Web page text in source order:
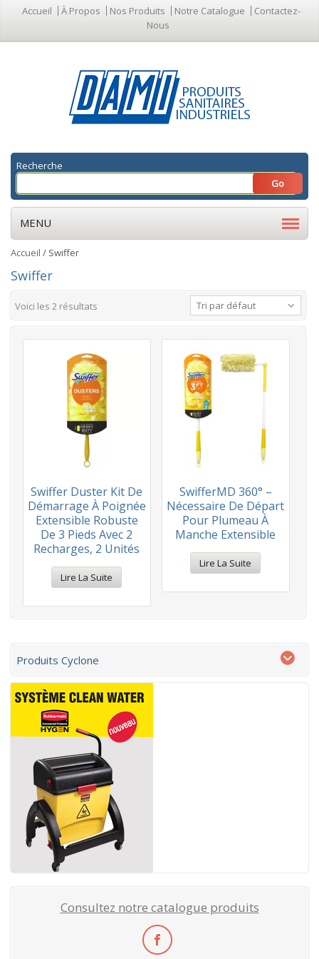
Accueil À Propos Nos Produits Notre Catalogue
Contactez-
Nous
Recherche
MENU
Accueil / Swiffer
Swiffer
Tri par défaut
Voici les 2 résultats
Swiffer Duster Kit De
Démarrage À Poignée
Extensible Robuste
De 3 Pieds Avec 2
Recharges, 2 Unités
Lire La Suite
SwifferMD 360° –
Nécessaire De Départ
Pour Plumeau À
Manche Extensible
Lire La Suite
Produits Cyclone
Consultez notre catalogue produits